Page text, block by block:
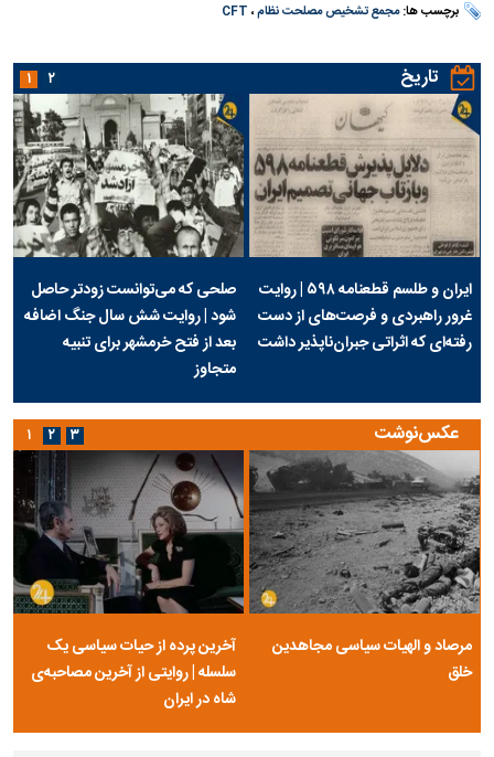
برچسب ها:مجمع تشخیص مصلحت نظام، CFT
تاریخ
ایران و طلسم قطعنامه ۵۹۸ | روایت
غرور راهبردی و فرصت‌های از دست
رفته‌ای که اثراتی جبران‌ناپذیر داشت
صلحی که می‌توانست زودتر حاصل
شود | روایت شش سال جنگ اضافه
بعد از فتح خرمشهر برای تنبیه
متجاوز
۱ ۲
عکس‌نوشت
مرصاد و الهیات سیاسی مجاهدین
خلق
آخرین پرده از حیات سیاسی یک
سلسله | روایتی از آخرین مصاحبه‌ی
شاه در ایران
۱ ۲ ۳